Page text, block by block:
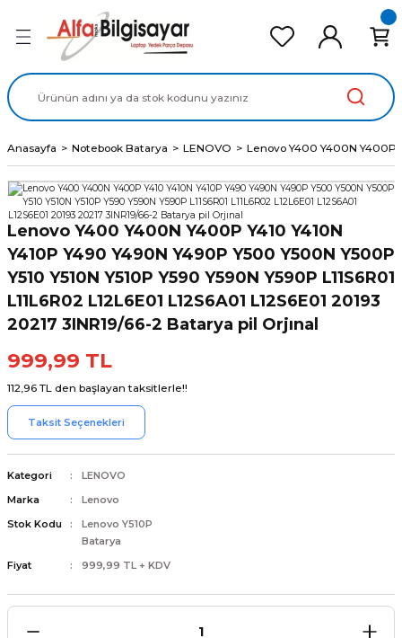
Geri Dön
Geri Dön
Geri Dön
Geri Dön
Geri Dön
Anasayfa Notebook Batarya LENOVO Lenovo Y400 Y400N Y400P
Lenovo Y400 Y400N Y400P Y410 Y410N
Y410P Y490 Y490N Y490P Y500 Y500N Y500P
Y510 Y510N Y510P Y590 Y590N Y590P L11S6R01
L11L6R02 L12L6E01 L12S6A01 L12S6E01 20193
20217 3INR19/66-2 Batarya pil Orjınal
999,99 TL
112,96 TL den başlayan taksitlerle!!
Taksit Seçenekleri
Kategori
LENOVO
Marka
Lenovo
Stok Kodu
Lenovo Y510P
Batarya
Fiyat
999,99 TL + KDV